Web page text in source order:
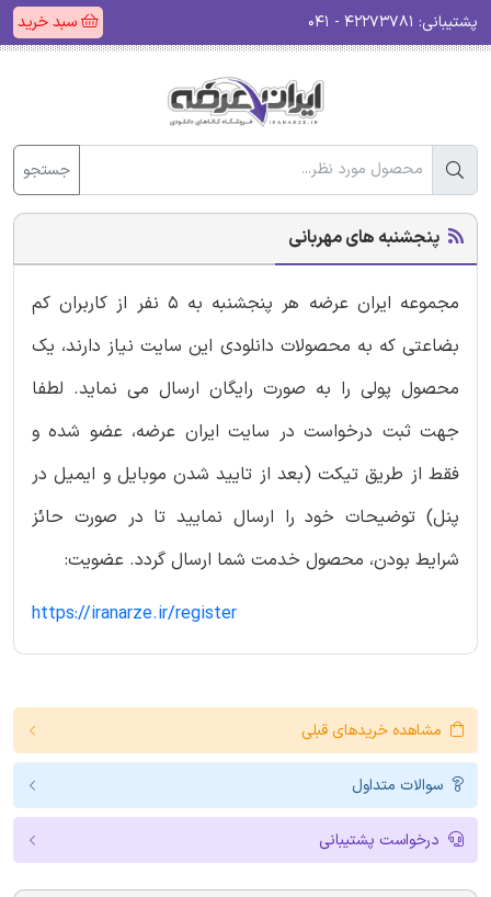
پشتیبانی: سبد خرید
جستجو
پنجشنبه های مهربانی
مجموعه ایران عرضه هر پنجشنبه به 5 نفر از کاربران کم
بضاعتی که به محصولات دانلودی این سایت نیاز دارند، یک
محصول پولی را به صورت رایگان ارسال می نماید. لطفا
جهت ثبت درخواست در سایت ایران عرضه، عضو شده و
فقط از طریق تیکت (بعد از تایید شدن موبایل و ایمیل در
پنل) توضیحات خود را ارسال نمایید تا در صورت حائز
شرایط بودن، محصول خدمت شما ارسال گردد. عضویت:
https://iranarze.ir/register
مشاهده خریدهای قبلی
سوالات متداول
درخواست پشتیبانی